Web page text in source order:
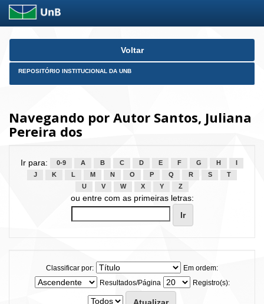
Skip
Voltar
REPOSITÓRIO INSTITUCIONAL DA UNB
Navegando por Autor Santos, Juliana
Pereira dos
Ir para: 0-9 A B C D E F G H
J
K L M N O P Q R S
T
U
V W X Y Z
ou entre com as primeiras letras:
Classificar por:
Em ordem:
Resultados/Página
Registro(s):